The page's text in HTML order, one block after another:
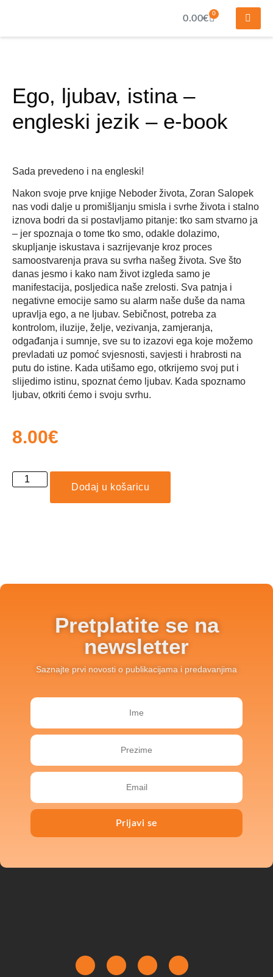
0.00€ 0
Ego, ljubav, istina –
engleski jezik – e-book
Sada prevedeno i na engleski!
Nakon svoje prve knjige Neboder života, Zoran Salopek
nas vodi dalje u promišljanju smisla i svrhe života i stalno
iznova bodri da si postavljamo pitanje: tko sam stvarno ja
– jer spoznaja o tome tko smo, odakle dolazimo,
skupljanje iskustava i sazrijevanje kroz proces
samoostvarenja prava su svrha našeg života. Sve što
danas jesmo i kako nam život izgleda samo je
manifestacija, posljedica naše zrelosti. Sva patnja i
negativne emocije samo su alarm naše duše da nama
upravlja ego, a ne ljubav. Sebičnost, potreba za
kontrolom, iluzije, želje, vezivanja, zamjeranja,
odgađanja i sumnje, sve su to izazovi ega koje možemo
prevladati uz pomoć svjesnosti, savjesti i hrabrosti na
putu do istine. Kada utišamo ego, otkrijemo svoj put i
slijedimo istinu, spoznat ćemo ljubav. Kada spoznamo
ljubav, otkriti ćemo i svoju svrhu.
8.00€
Dodaj u košaricu
Pretplatite se na
newsletter
Saznajte prvi novosti o publikacijama i predavanjima
Prijavi se